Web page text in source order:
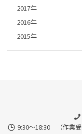
2017年
2016年
2015年
9:30〜18:30 （作業受